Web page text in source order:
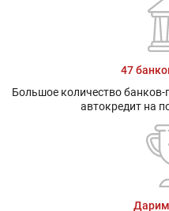
47
Большое количество
автокредит на